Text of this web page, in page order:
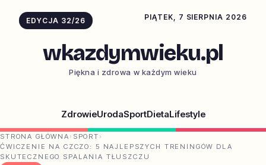
EDYCJA 32/26 PIĄTEK, 7 SIERPNIA 2026
wkazdymwieku.pl
Piękna i zdrowa w każdym wieku
ZdrowieUrodaSportDietaLifestyle
STRONA GŁÓWNA › SPORT ›
ĆWICZENIE NA CZCZO: 5 NAJLEPSZYCH TRENINGÓW DLA
SKUTECZNEGO SPALANIA TŁUSZCZU